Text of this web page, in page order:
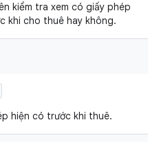
kiểm tra xem có giấy phép
khi cho thuê hay không.
hiện có trước khi thuê.